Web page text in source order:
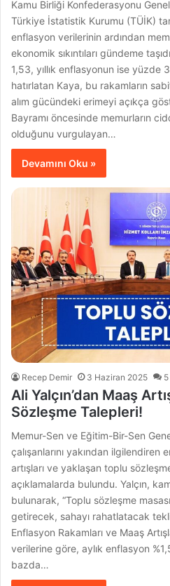
Kamu Birliği Konfederasyonu
Türkiye İstatistik Kurumu (TÜİK)
enflasyon verilerinin ardından
ekonomik sıkıntıları gündeme
1,53, yıllık enflasyonun ise
hatırlatan Kaya, bu rakamların
alım gücündeki erimeyi açıkça
Bayramı öncesinde memurların
olduğunu vurgulayan…
Devamını Oku »
Recep Demir 3 Haziran 2025 5
Ali Yalçın’dan Maaş
Sözleşme Talepleri!
Memur-Sen ve Eğitim-Bir-Sen
çalışanlarını yakından ilgilendiren
artışları ve yaklaşan toplu
açıklamalarda bulundu. Yalçın,
bulunarak, “Toplu sözleşme
getirecek, sahayı rahatlatacak
Enflasyon Rakamları ve Maaş
verilerine göre, aylık enflasyon
bazda…